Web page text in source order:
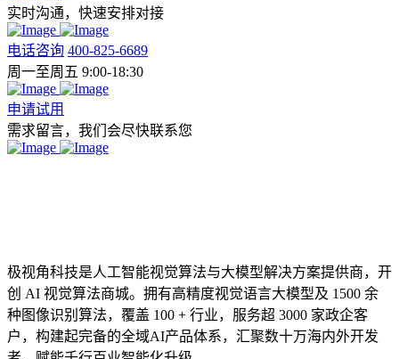
实时沟通，快速安排对接
电话咨询 400-825-6689
周一至周五 9:00-18:30
申请试用
需求留言，我们会尽快联系您
极视角科技是人工智能视觉算法与大模型解决方案提供商，开
创 AI 视觉算法商城。拥有高精度视觉语言大模型及 1500 余
种图像识别算法，覆盖 100 + 行业，服务超 3000 家政企客
户，构建起完备的全域AI产品体系，汇聚数十万海内外开发